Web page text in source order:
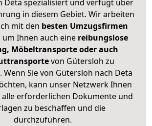
Deta spezialisiert und verfügt über
in diesem Gebiet. Wir arbeiten
mit den besten Umzugsfirmen
Ihnen auch eine reibungslose
Möbeltransporte oder auch
von Gütersloh zu
Sie von Gütersloh nach Deta
kann unser Netzwerk Ihnen
alle erforderlichen Dokumente und
zu beschaffen und die
durchzuführen.